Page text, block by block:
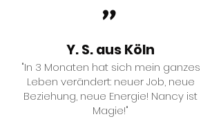
"
Y. S. aus Köln
"In 3 Monaten hat sich mein ganzes
Leben verändert: neuer Job, neue
Beziehung, neue Energie! Nancy ist
Magie!"